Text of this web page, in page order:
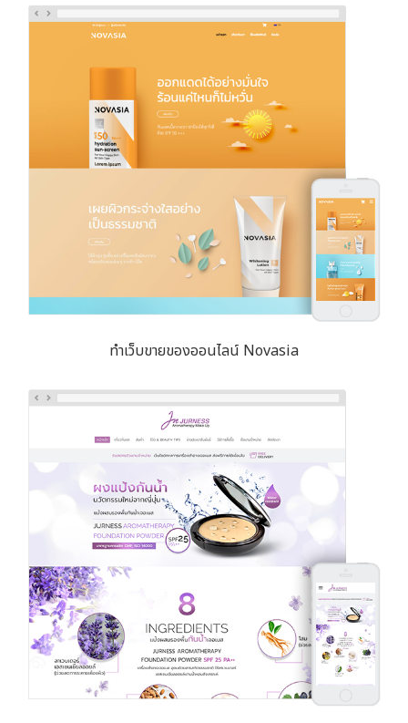
ทำเว็บขายของออนไลน์ Novasia